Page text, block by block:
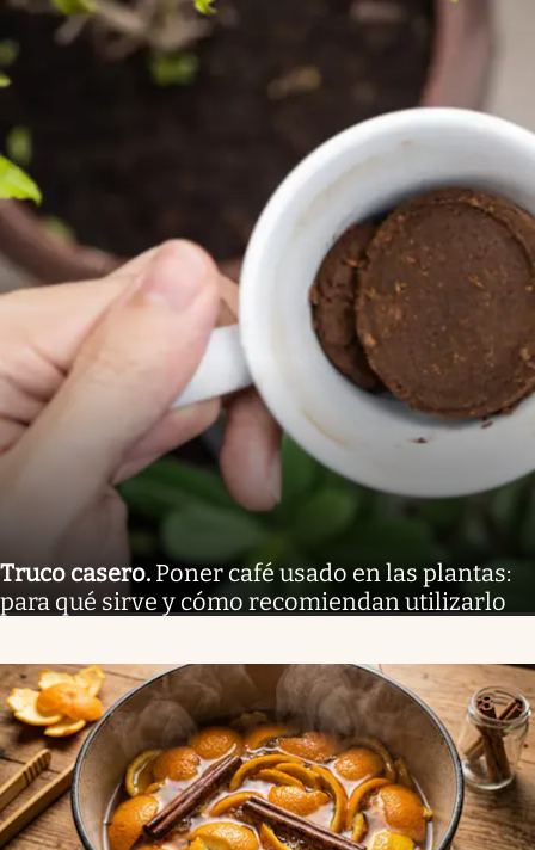
Truco casero. Poner café usado en las plantas:
para qué sirve y cómo recomiendan utilizarlo